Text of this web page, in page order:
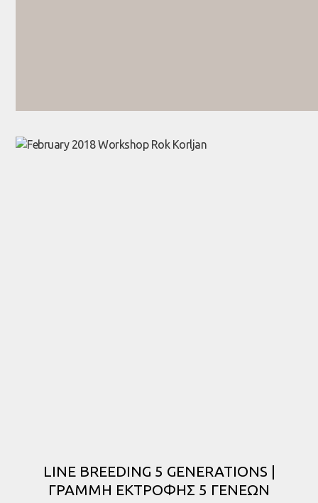
LINE BREEDING 5 GENERATIONS |
ΓΡΑΜΜΗ ΕΚΤΡΟΦΗΣ 5 ΓΕΝΕΩΝ